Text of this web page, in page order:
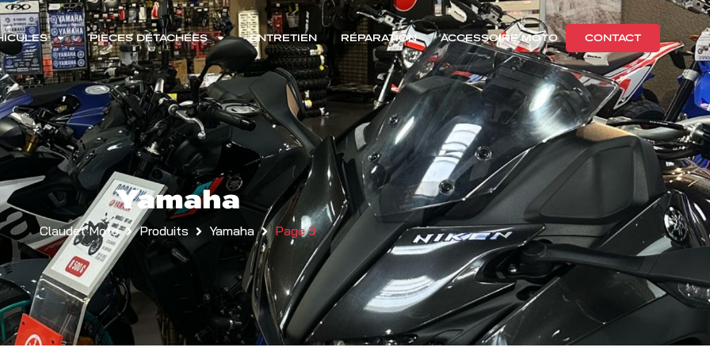
PIÈCES DÉTACHÉES ENTRETIEN RÉPARATION ACCESSOIRE MOTO CONTACT
Yamaha
Claudet Moto Produits Yamaha Page 3